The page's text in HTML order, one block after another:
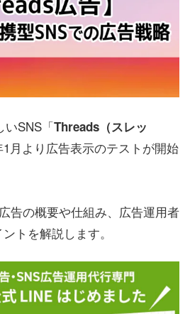
いSNS「Threads（スレッ
1月より広告表示のテストが開始
告の概要や仕組み、広告運用者
トを解説します。